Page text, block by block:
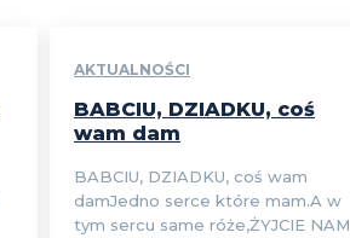
AKTUALNOŚCI
BABCIU, DZIADKU, coś
wam dam
BABCIU, DZIADKU, coś wam
damJedno serce które mam.A w
tym sercu same róże,ŻYJCIE NAM